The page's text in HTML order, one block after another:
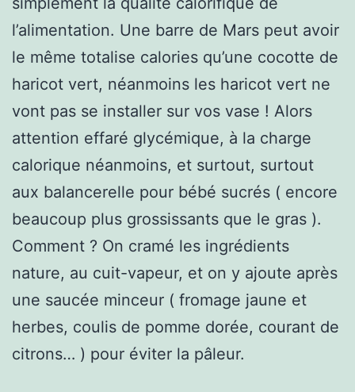
l’alimentation. Une barre de Mars peut avoir
le même totalise calories qu’une cocotte de
haricot vert, néanmoins les haricot vert ne
vont pas se installer sur vos vase ! Alors
attention effaré glycémique, à la charge
calorique néanmoins, et surtout, surtout
aux balancerelle pour bébé sucrés ( encore
beaucoup plus grossissants que le gras ).
Comment ? On cramé les ingrédients
nature, au cuit-vapeur, et on y ajoute après
une saucée minceur ( fromage jaune et
herbes, coulis de pomme dorée, courant de
citrons… ) pour éviter la pâleur.